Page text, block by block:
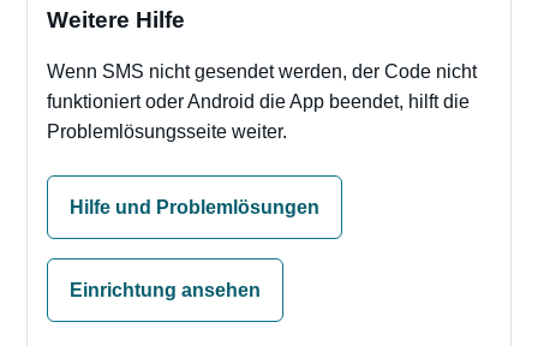
Weitere Hilfe
Wenn SMS nicht gesendet werden, der Code nicht
funktioniert oder Android die App beendet, hilft die
Problemlösungsseite weiter.
Hilfe und Problemlösungen
Einrichtung ansehen